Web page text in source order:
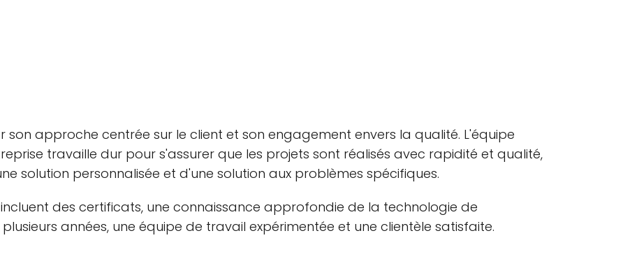
son approche centrée sur le client et son engagement envers la qualité. L'équipe
travaille dur pour s'assurer que les projets sont réalisés avec rapidité et qualité,
solution personnalisée et d'une solution aux problèmes spécifiques.
des certificats, une connaissance approfondie de la technologie de
années, une équipe de travail expérimentée et une clientèle satisfaite.